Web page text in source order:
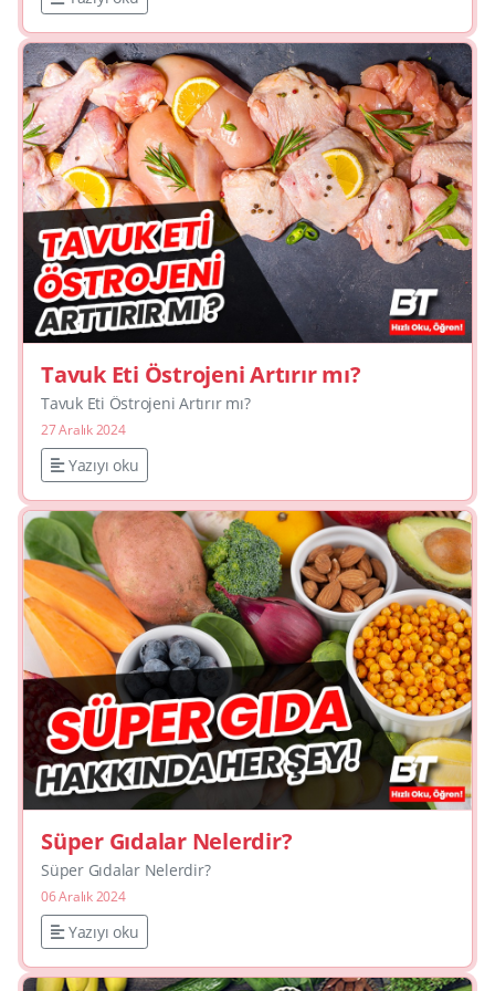
Tavuk Eti Östrojeni Artırır mı?
Tavuk Eti Östrojeni Artırır mı?
27 Aralık 2024
Yazıyı oku
Süper Gıdalar Nelerdir?
Süper Gıdalar Nelerdir?
06 Aralık 2024
Yazıyı oku